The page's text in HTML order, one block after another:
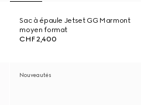
Sac à épaule Jetset GG Marmont
moyen format
CHF 2,400
Nouveautés